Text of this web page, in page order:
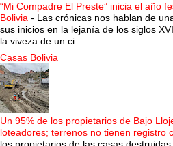
“Mi Compadre El Preste” inicia el año
Bolivia - Las crónicas nos hablan de
sus inicios en la lejanía de los siglos
la viveza de un ci...
Casas Bolivia
Un 95% de los propietarios de Bajo
loteadores; terrenos no tienen registro